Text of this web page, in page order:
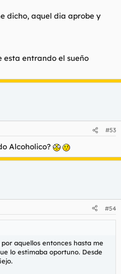
dicho, aquel dia aprobe y
esta entrando el sueño
#53
Alcoholico?
#54
aquellos entonces hasta me
lo estimaba oportuno. Desde